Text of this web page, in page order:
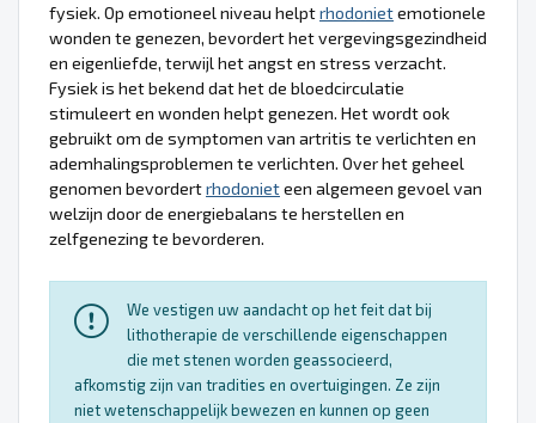
fysiek. Op emotioneel niveau helptrhodonietemotionele
wonden te genezen, bevordert het vergevingsgezindheid
en eigenliefde, terwijl het angst en stress verzacht.
Fysiek is het bekend dat het de bloedcirculatie
stimuleert en wonden helpt genezen. Het wordt ook
gebruikt om de symptomen van artritis te verlichten en
ademhalingsproblemen te verlichten. Over het geheel
genomen bevordertrhodonieteen algemeen gevoel van
welzijn door de energiebalans te herstellen en
zelfgenezing te bevorderen.
We vestigen uw aandacht op het feit dat bij
lithotherapie de verschillende eigenschappen
die met stenen worden geassocieerd,
afkomstig zijn van tradities en overtuigingen. Ze zijn
niet wetenschappelijk bewezen en kunnen op geen